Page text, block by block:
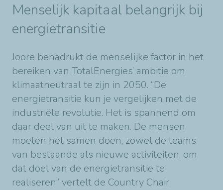
Menselijk kapitaal belangrijk bij
energietransitie
Joore benadrukt de menselijke factor in het
bereiken van TotalEnergies’ ambitie om
klimaatneutraal te zijn in 2050. “De
energietransitie kun je vergelijken met de
industriële revolutie. Het is spannend om
daar deel van uit te maken. De mensen
moeten het samen doen, zowel de teams
van bestaande als nieuwe activiteiten, om
dat doel van de energietransitie te
realiseren” vertelt de Country Chair.